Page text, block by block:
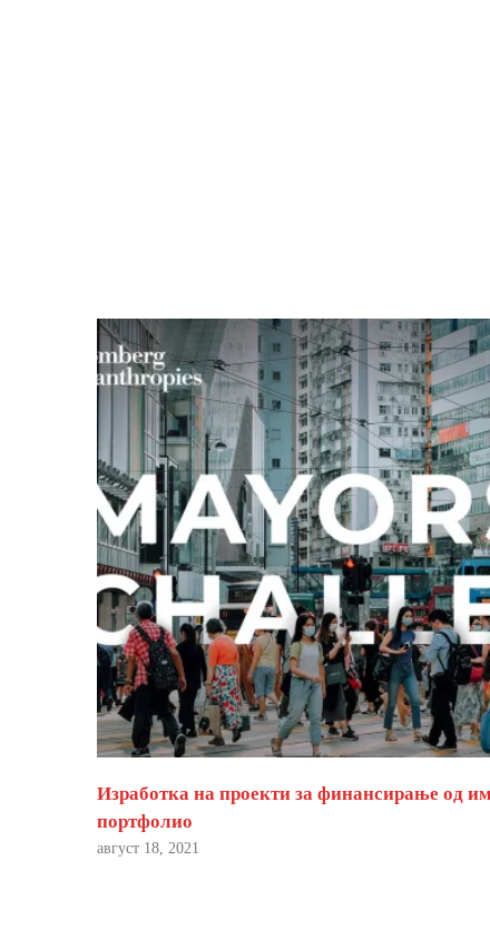
Изработка на проекти за финансирање од
портфолио
август 18, 2021